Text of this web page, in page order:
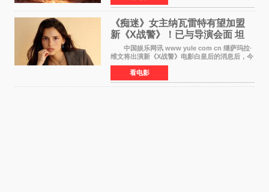
档登陆院线以
《痴迷》女主纳瓦雷特有望加盟
新《X战警》！已与导演会面 坦
言“魔形女一直很酷”
中国娱乐网讯 www yule com cn 继萨玛拉·
维文将出演新《X战警》电影白皇后的消息后，今
年暑期档大热恐怖片《痴迷》女主角印达·纳瓦雷
特也有望加盟这部备受瞩目的漫威新作——目前
还处于有
看电影